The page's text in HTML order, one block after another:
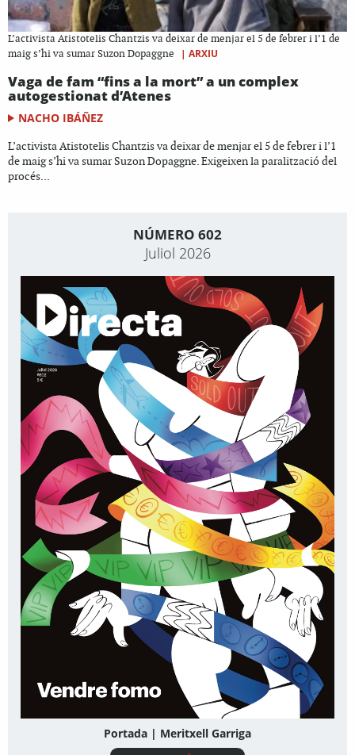
L’activista Atistotelis Chantzis va deixar de menjar el 5 de febrer i l’1 de
maig s’hi va sumar Suzon Dopaggne
| ARXIU
Vaga de fam “fins a la mort” a un complex
autogestionat d’Atenes
NACHO IBÁÑEZ
L’activista Atistotelis Chantzis va deixar de menjar el 5 de febrer i l’1
de maig s’hi va sumar Suzon Dopaggne. Exigeixen la paralització del
procés...
NÚMERO 602
Juliol 2026
Portada | Meritxell Garriga